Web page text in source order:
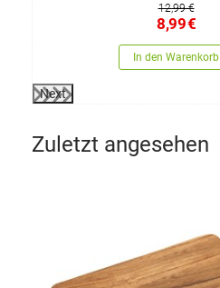
12,99 €
8,99€
In den Warenkorb
Next
Zuletzt angesehen